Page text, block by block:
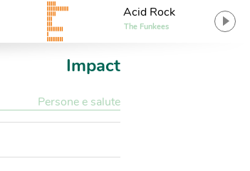
Acid Rock
The Funkees
Impact
Persone e salute